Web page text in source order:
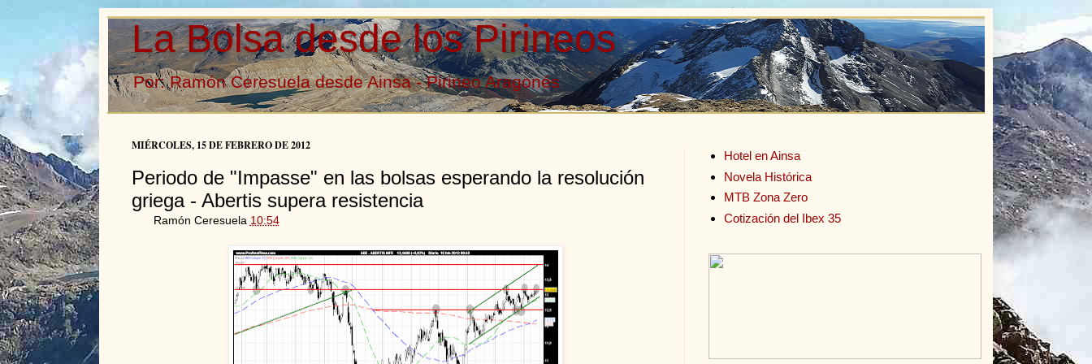
La Bolsa desde los Pirineos
Por: Ramón Ceresuela desde Ainsa - Pirineo Aragonés
MIÉRCOLES, 15 DE FEBRERO DE 2012
Periodo de "Impasse" en las bolsas esperando la resolución
griega - Abertis supera resistencia
Ramón Ceresuela 10:54
Hotel en Ainsa
Novela Histórica
MTB Zona Zero
Cotización del Ibex 35